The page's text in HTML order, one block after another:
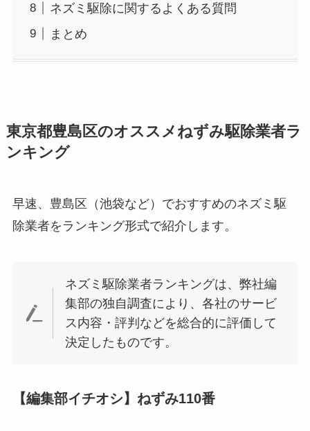
ネズミ駆除に関するよくある質問
まとめ
東京都豊島区のオススメねずみ駆除業者ラ
ンキング
早速、豊島区（池袋など）でおすすめのネズミ駆
除業者をランキング形式で紹介します。
ネズミ駆除業者ランキングは、弊社編
集部の独自調査により、各社のサービ
ス内容・評判などを総合的に評価して
決定したものです。
【編集部イチオシ】ねずみ110番